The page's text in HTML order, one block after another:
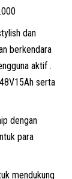
dan
berkendara
aktif .
serta
dengan
para
mendukung